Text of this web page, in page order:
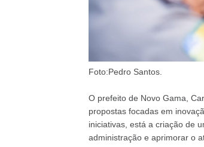
Foto:Pedro Santos.
O prefeito de Novo Gama,
propostas focadas em
iniciativas, está a criação de
administração e aprimorar o